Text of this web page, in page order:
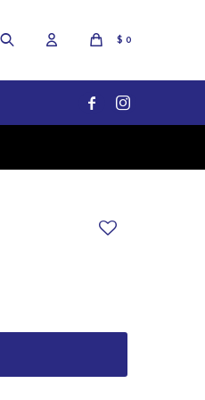
$ 0
 